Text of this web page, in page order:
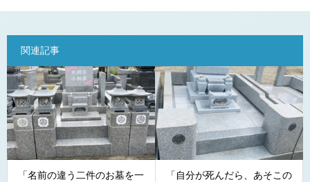
関連記事
「名前の違う二件のお墓を一
「自分が死んだら、あそこの